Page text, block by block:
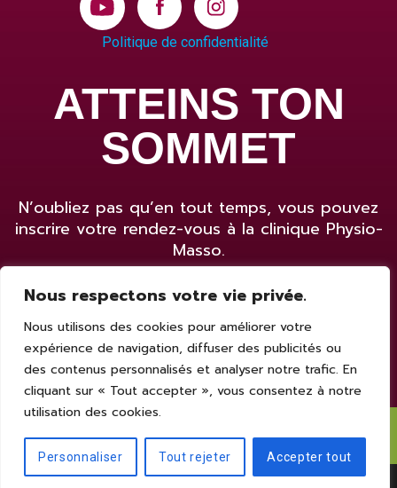
Nous respectons votre vie privée.
Nous utilisons des cookies pour améliorer votre
expérience de navigation, diffuser des publicités ou
des contenus personnalisés et analyser notre trafic. En
cliquant sur « Tout accepter », vous consentez à notre
utilisation des cookies.
Personnaliser Tout rejeter Accepter tout
Politique de confidentialité
ATTEINS TON
SOMMET
N’oubliez pas qu’en tout temps, vous pouvez
inscrire votre rendez-vous à la clinique Physio-
Masso.
Prendre rendez-vous
© 2022 - Physio-Masso